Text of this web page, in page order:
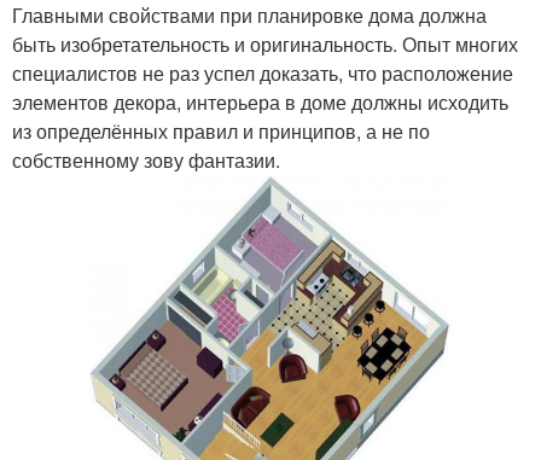
Главными свойствами при планировке дома должна
быть изобретательность и оригинальность. Опыт многих
специалистов не раз успел доказать, что расположение
элементов декора, интерьера в доме должны исходить
из определённых правил и принципов, а не по
собственному зову фантазии.